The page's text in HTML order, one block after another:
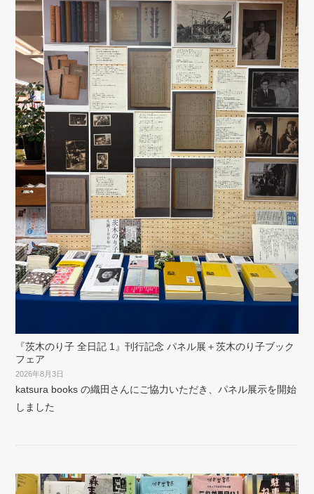
『茨木のり子 全日記 1』刊行記念 パネル展＋茨木のり子ブック
フェア
2026年8月3日
katsura books の織田さんにご協力いただき、パネル展示を開始
しました